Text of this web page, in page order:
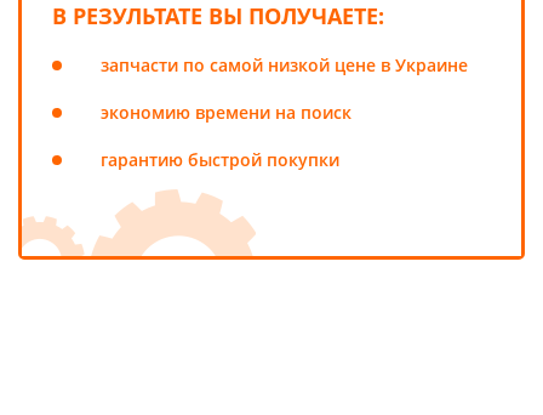
В РЕЗУЛЬТАТЕ ВЫ ПОЛУЧАЕТЕ:
запчасти по самой низкой цене в Украине
экономию времени на поиск
гарантию быстрой покупки